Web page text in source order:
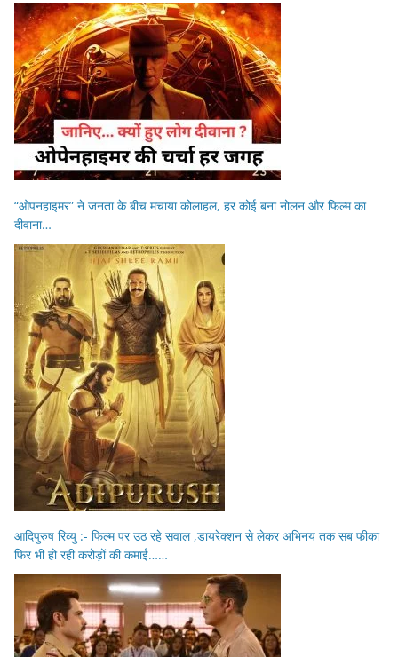
“ओपनहाइमर” ने जनता के बीच मचाया कोलाहल, हर कोई बना नोलन और फिल्म का
दीवाना…
आदिपुरुष रिव्यु :- फिल्म पर उठ रहे सवाल ,डायरेक्शन से लेकर अभिनय तक सब फीका
फिर भी हो रही करोड़ों की कमाई……